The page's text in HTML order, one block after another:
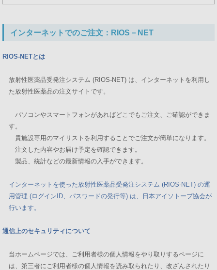
インターネットでのご注文：RIOS－NET
RIOS-NETとは
放射性医薬品受発注システム (RIOS-NET) は、インターネットを利用し
た放射性医薬品の注文サイトです。
パソコンやスマートフォンがあればどこでもご注文、ご確認ができま
す。
貴施設専用のマイリストを利用することでご注文が簡単になります。
注文した内容やお届け予定を確認できます。
製品、統計などの最新情報の入手ができます。
インターネットを使った放射性医薬品受発注システム (RIOS-NET) の運
用管理 (ログインID、パスワードの発行等) は、日本アイソトープ協会が
行います。
通信上のセキュリティについて
当ホームページでは、ご利用者様の個人情報をやり取りするページに
は、第三者にご利用者様の個人情報を読み取られたり、改ざんされたり